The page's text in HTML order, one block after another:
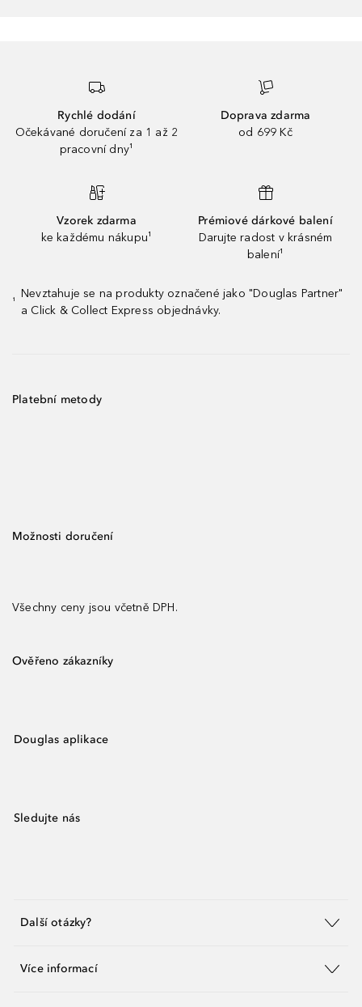
Rychlé dodání
Očekávané doručení za 1 až 2
pracovní dny¹
Doprava zdarma
od 699 Kč
Vzorek zdarma
ke každému nákupu¹
Prémiové dárkové balení
Darujte radost v krásném
balení¹
¹
Nevztahuje se na produkty označené jako "Douglas Partner"
a Click & Collect Express objednávky.
Platební metody
Možnosti doručení
Všechny ceny jsou včetně DPH.
Ověřeno zákazníky
Douglas aplikace
Sledujte nás
Další otázky?
Více informací